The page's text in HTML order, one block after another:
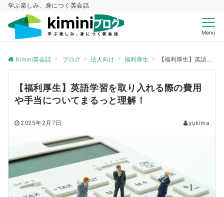
学ぶ楽しみ、身につく英会話
Menu
Kimini英会話 ブログ 法人向け 福利厚生 【福利厚生】英語学習を取り入れる際の費用や手当についてまるっと理解！
【福利厚生】英語学習を取り入れる際の費用
や手当についてまるっと理解！
2025年2月7日 yukima